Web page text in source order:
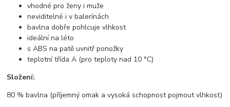
vhodné pro ženy i muže
neviditelné i v balerínách
bavlna dobře pohlcuje vlhkost
ideální na léto
s ABS na patě uvnitř ponožky
teplotní třída A (pro teploty nad 10 °C)
Složení:
80 % bavlna (příjemný omak a vysoká schopnost pojmout vlhkost)